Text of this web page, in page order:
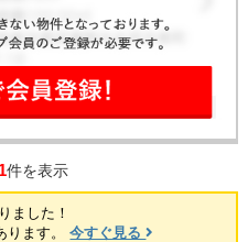
件を表示
ました！
ります。今すぐ見る